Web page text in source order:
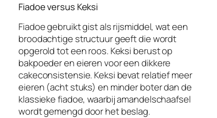
Fiadoe versus Keksi
Fiadoe gebruikt gist als rijsmiddel, wat een
broodachtige structuur geeft die wordt
opgerold tot een roos. Keksi berust op
bakpoeder en eieren voor een dikkere
cakeconsistensie. Keksi bevat relatief meer
eieren (acht stuks) en minder boter dan de
klassieke fiadoe, waarbij amandelschaafsel
wordt gemengd door het beslag.